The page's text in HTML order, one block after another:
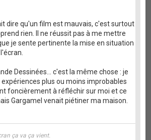
dire qu'un film est mauvais, c'est surtout
rien. Il ne réussit pas à me mettre
je sente pertinente la mise en situation
Dessinées... c'est la même chose : je
plus ou moins improbables
foncièrement à réfléchir sur moi et ce
Gargamel venait piétiner ma maison.
ça va ça vient.